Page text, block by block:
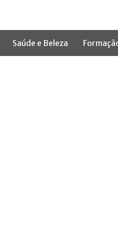
Saúde e Beleza